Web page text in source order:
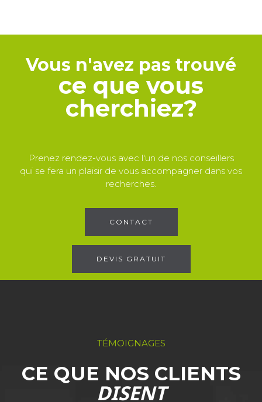
Vous n'avez pas trouvé
ce que vous
cherchiez?
Prenez rendez-vous avec l'un de nos conseillers
qui se fera un plaisir de vous accompagner dans vos
recherches.
CONTACT
DEVIS GRATUIT
TÉMOIGNAGES
CE QUE NOS CLIENTS
DISENT